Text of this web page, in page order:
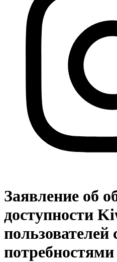
Заявление об
доступности
потребностями